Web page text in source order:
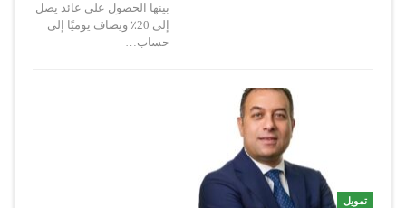
بينها الحصول على عائد يصل
إلى 20٪ ويضاف يوميًا إلى
حساب…
تمويل